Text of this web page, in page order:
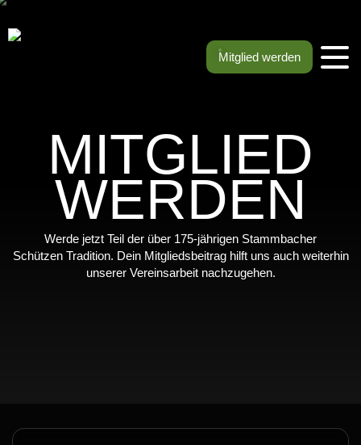
Mitglied werden
MITGLIED
WERDEN
Werde jetzt Teil der über 175-jährigen Stammbacher
Schützen Tradition. Dein Mitgliedsbeitrag hilft uns auch weiterhin
unserer Vereinsarbeit nachzugehen.